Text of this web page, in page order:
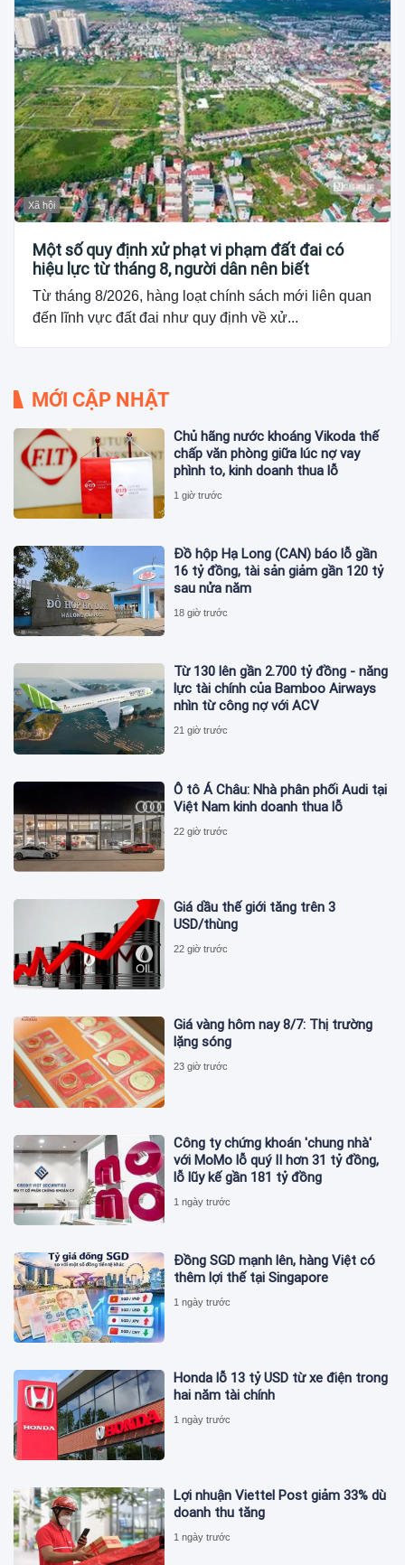
Xã hội
Một số quy định xử phạt vi phạm đất đai có
hiệu lực từ tháng 8, người dân nên biết
Từ tháng 8/2026, hàng loạt chính sách mới liên quan
đến lĩnh vực đất đai như quy định về xử...
MỚI CẬP NHẬT
Chủ hãng nước khoáng Vikoda thế
chấp văn phòng giữa lúc nợ vay
phình to, kinh doanh thua lỗ
1 giờ trước
Đồ hộp Hạ Long (CAN) báo lỗ gần
16 tỷ đồng, tài sản giảm gần 120 tỷ
sau nửa năm
18 giờ trước
Từ 130 lên gần 2.700 tỷ đồng - năng
lực tài chính của Bamboo Airways
nhìn từ công nợ với ACV
21 giờ trước
Ô tô Á Châu: Nhà phân phối Audi tại
Việt Nam kinh doanh thua lỗ
22 giờ trước
Giá dầu thế giới tăng trên 3
USD/thùng
22 giờ trước
Giá vàng hôm nay 8/7: Thị trường
lặng sóng
23 giờ trước
Công ty chứng khoán 'chung nhà'
với MoMo lỗ quý II hơn 31 tỷ đồng,
lỗ lũy kế gần 181 tỷ đồng
1 ngày trước
Đồng SGD mạnh lên, hàng Việt có
thêm lợi thế tại Singapore
1 ngày trước
Honda lỗ 13 tỷ USD từ xe điện trong
hai năm tài chính
1 ngày trước
Lợi nhuận Viettel Post giảm 33% dù
doanh thu tăng
1 ngày trước